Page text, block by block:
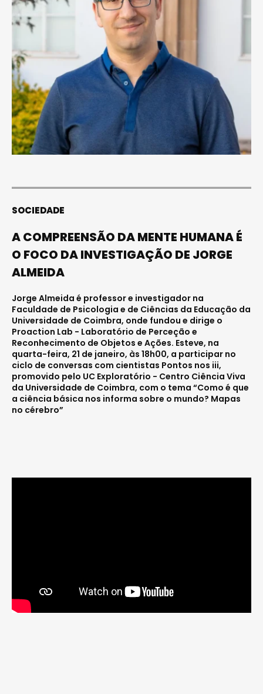
SOCIEDADE
A COMPREENSÃO DA MENTE HUMANA É
O FOCO DA INVESTIGAÇÃO DE JORGE
ALMEIDA
Jorge Almeida é professor e investigador na
Faculdade de Psicologia e de Ciências da Educação da
Universidade de Coimbra, onde fundou e dirige o
Proaction Lab - Laboratório de Perceção e
Reconhecimento de Objetos e Ações. Esteve, na
quarta-feira, 21 de janeiro, às 18h00, a participar no
ciclo de conversas com cientistas Pontos nos iii,
promovido pelo UC Exploratório - Centro Ciência Viva
da Universidade de Coimbra, com o tema “Como é que
a ciência básica nos informa sobre o mundo? Mapas
no cérebro”